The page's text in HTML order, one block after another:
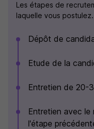
Les étapes de
laquelle vous postulez.
Dépôt de
Etude de la
Entretien de 20-
Entretien avec le
l'étape